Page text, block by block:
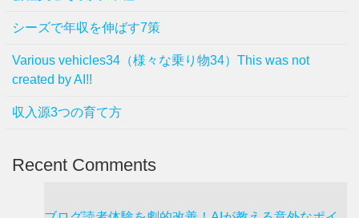
シーズで年収を伸ばす7策
Various vehicles34（様々な乗り物34）This was not
created by AI!!
収入源3つの育て方
Recent Comments